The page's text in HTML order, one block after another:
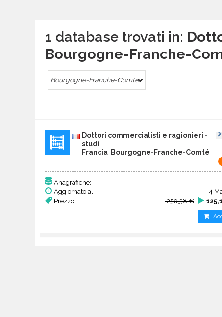
1 database trovati in:
Bourgogne-Franche-
Bourgogne-Franche-Comte
Dottori commercialisti e ragionieri -
studi
Francia Bourgogne-Franche-Comté
Anagrafiche:
Aggiornato al:
4
Prezzo:
250,38 €